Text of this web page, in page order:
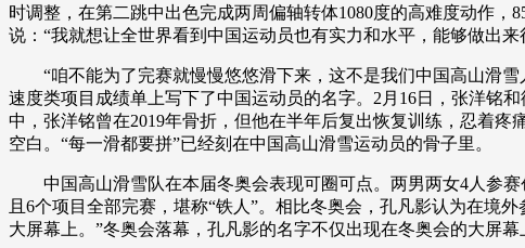
时调整，在第二跳中出色完成两周偏轴转体1080度的高难度动作
说：“我就想让全世界看到中国运动员也有实力和水平，能够做出来
“咱不能为了完赛就慢慢悠悠滑下来，这不是我们中国高山滑雪
速度类项目成绩单上写下了中国运动员的名字。2月16日，张洋铭
中，张洋铭曾在2019年骨折，但他在半年后复出恢复训练，忍着
空白。“每一滑都要拼”已经刻在中国高山滑雪运动员的骨子里。
中国高山滑雪队在本届冬奥会表现可圈可点。两男两女4人参赛
且6个项目全部完赛，堪称“铁人”。相比冬奥会，孔凡影认为在境
大屏幕上。”冬奥会落幕，孔凡影的名字不仅出现在冬奥会的大屏幕